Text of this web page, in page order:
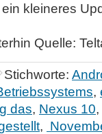
kleineres
Quelle:
Stichworte:
,
das, Nexus 10,
,